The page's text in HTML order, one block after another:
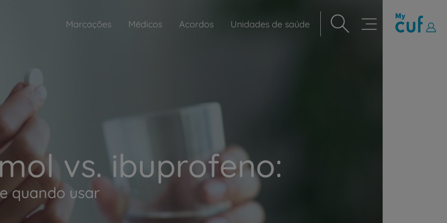
Navegação
Marcações Médicos Acordos Unidades de saúde
vs. ibuprofeno:
quando usar